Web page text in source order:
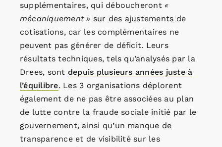
supplémentaires, qui déboucheront «
mécaniquement » sur des ajustements de
cotisations, car les complémentaires ne
peuvent pas générer de déficit. Leurs
résultats techniques, tels qu’analysés par la
Drees, sont depuis plusieurs années juste à
l’équilibre. Les 3 organisations déplorent
également de ne pas être associées au plan
de lutte contre la fraude sociale initié par le
gouvernement, ainsi qu’un manque de
transparence et de visibilité sur les